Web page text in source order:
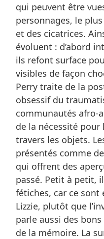
qui peuvent être
personnages, le
et des cicatrices.
évoluent : d’abord
ils refont surface
visibles de façon
Perry traite de la
obsessif du
communautés afro-
de la nécessité
travers les objets.
présentés comme
qui offrent des
passé. Petit à petit,
fétiches, car ce sont
Lizzie, plutôt que
parle aussi des
de la mémoire. La